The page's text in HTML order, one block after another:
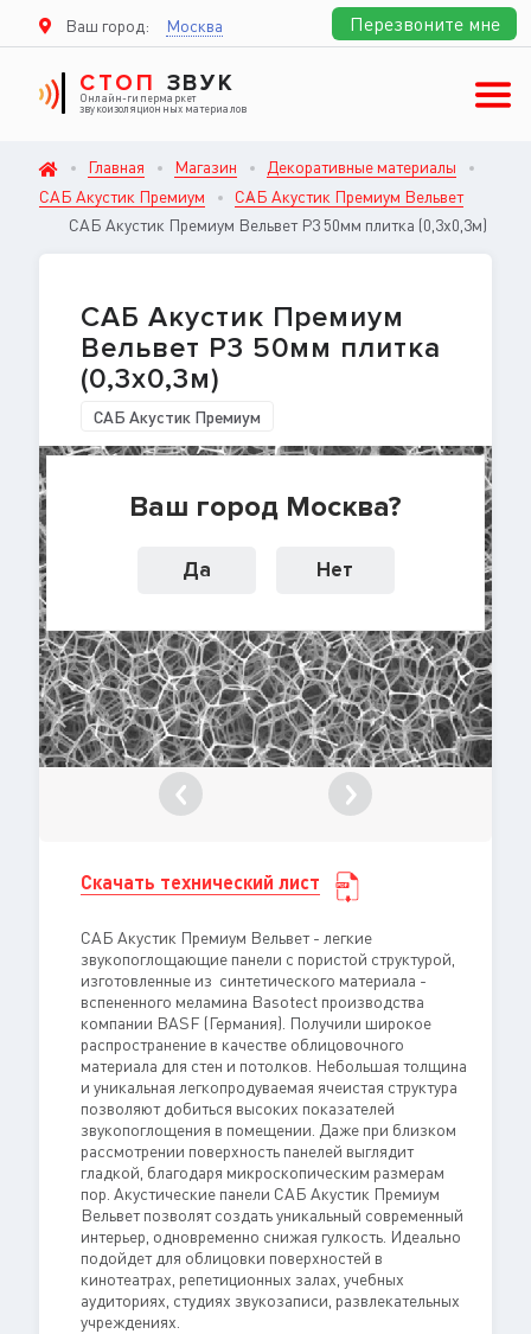
Ваш город: Москва
Ваш город Москва?
Да Нет
СТОП ЗВУК
Онлайн-гипермаркет
звукоизоляционных материалов
Перезвоните мне
Главная Магазин
Декоративные материалы
САБ Акустик Премиум
САБ Акустик Премиум Вельвет
САБ Акустик Премиум Вельвет P3 50мм плитка (0,3х0,3м)
САБ Акустик Премиум
Вельвет P3 50мм плитка
(0,3х0,3м)
САБ Акустик Премиум
Скачать технический лист
САБ Акустик Премиум Вельвет - легкие
звукопоглощающие панели с пористой структурой,
изготовленные из синтетического материала -
вспененного меламина Basotect производства
компании BASF (Германия). Получили широкое
распространение в качестве облицовочного
материала для стен и потолков. Небольшая толщина
и уникальная легкопродуваемая ячеистая структура
позволяют добиться высоких показателей
звукопоглощения в помещении. Даже при близком
рассмотрении поверхность панелей выглядит
гладкой, благодаря микроскопическим размерам
пор. Акустические панели САБ Акустик Премиум
Вельвет позволят создать уникальный современный
интерьер, одновременно снижая гулкость. Идеально
подойдет для облицовки поверхностей в
кинотеатрах, репетиционных залах, учебных
аудиториях, студиях звукозаписи, развлекательных
учреждениях.